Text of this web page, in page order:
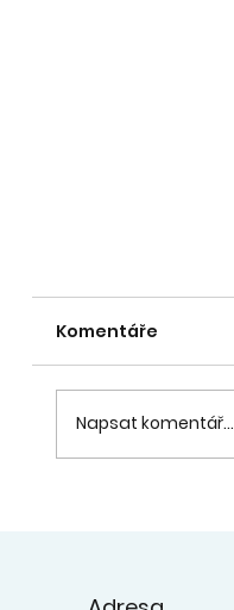
Komentáře
Napsat komentář...